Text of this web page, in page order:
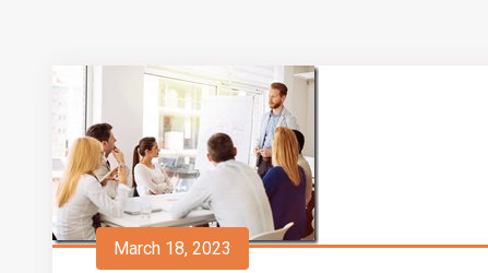
March 18, 2023